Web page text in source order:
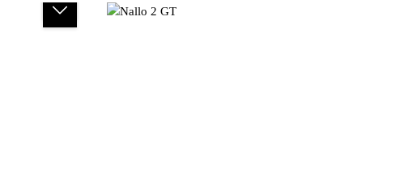
Bildergalerie überspringen